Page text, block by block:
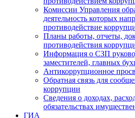
Комиссии Управления
деятельность которых
противодействие
Планы работы, отчеты,
противодействия
Информация о СЗП
заместителей, главных
Антикоррупционное
Обратная связь для
коррупции
Сведения о доходах,
обязательствах
ГИА